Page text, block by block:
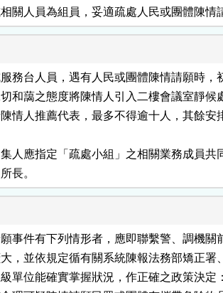
相關人員為組員，妥適疏處人民或團體陳情
務台人員，遇有人民或團體陳情請願時，
切和藹之態度將陳情人引入二樓會議室靜候
陳情人推薦代表，最多不得逾十人，其餘安
集人應指定「疏處小組」之相關業務成員共
長。
事件有下列情形者，應即聯繫警、調機關
大，並依規定循有關系統陳報法務部矯正署
級單位能確實掌握狀況，作正確之政策決定